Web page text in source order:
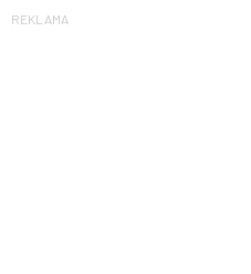
REKLAMA